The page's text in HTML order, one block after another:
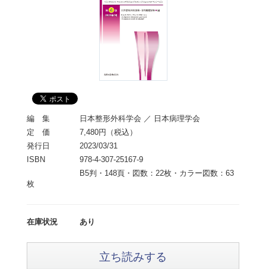
編 集
日本整形外科学会 ／ 日本病理学会
定 価
7,480円（税込）
発行日
2023/03/31
ISBN
978-4-307-25167-9
B5判・148頁・図数：22枚・カラー図数：63
枚
在庫状況 あり
立ち読みする